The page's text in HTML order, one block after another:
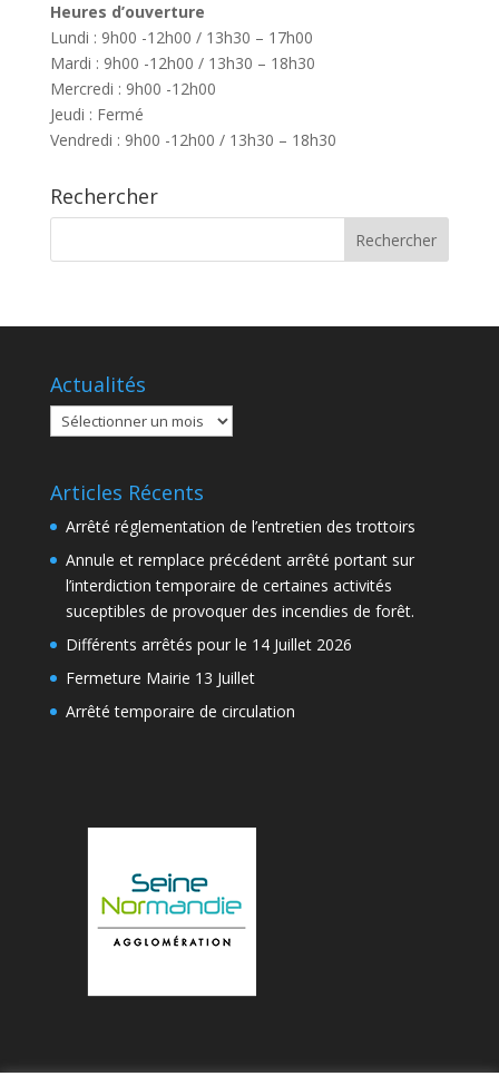
Heures d’ouverture
Lundi : 9h00 -12h00 / 13h30 – 17h00
Mardi : 9h00 -12h00 / 13h30 – 18h30
Mercredi : 9h00 -12h00
Jeudi : Fermé
Vendredi : 9h00 -12h00 / 13h30 – 18h30
Rechercher
Actualités
Actualités
Articles Récents
Arrêté réglementation de l’entretien des trottoirs
Annule et remplace précédent arrêté portant sur
l’interdiction temporaire de certaines activités
suceptibles de provoquer des incendies de forêt.
Différents arrêtés pour le 14 Juillet 2026
Fermeture Mairie 13 Juillet
Arrêté temporaire de circulation